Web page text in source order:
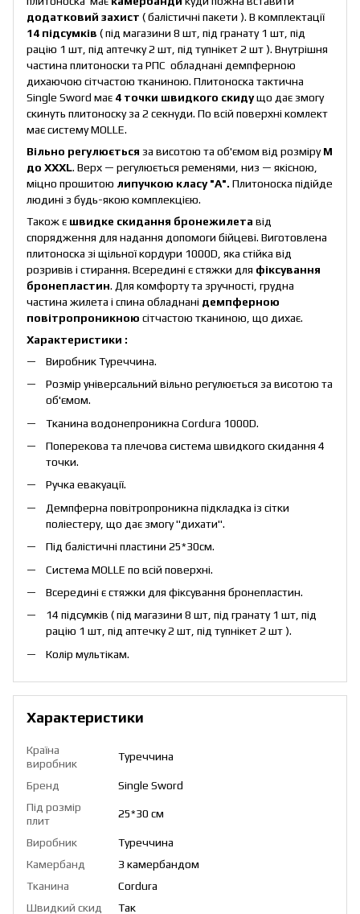
додатковий захист ( балістичні пакети ). В комплектації
14 підсумків ( під магазини 8 шт, під гранату 1 шт, під
рацію 1 шт, під аптечку 2 шт, під тупнікет 2 шт ). Внутрішня
частина плитоноски та РПС обладнані демпферною
дихаючою сітчастою тканиною. Плитоноска тактична
Single Sword має 4 точки швидкого скидущо дає змогу
скинуть плитоноску за 2 секнуди. По всій поверхні комлект
має систему MOLLE.
Вільно регулюється за висотою та об'ємом від розміруM
до XXXL. Верх — регулюється ременями, низ — якісною,
міцно прошитою липучкою класу "А". Плитоноска підійде
людині з будь-якою комплекцією.
Також є швидке скидання бронежилета від
спорядження для надання допомоги бійцеві. Виготовлена
плитоноска зі щільної кордури 1000D, яка стійка від
розривів і стирання. Всередині є стяжки для фіксування
бронепластин. Для комфорту та зручності, грудна
частина жилета і спина обладнані демпферною
повітропроникною сітчастою тканиною, що дихає.
Характеристики :
Виробник Туреччина.
Розмір універсальний вільно регулюється за висотою та
об'ємом.
Тканина водонепроникна Cordura 1000D.
Поперекова та плечова система швидкого скидання 4
точки.
Ручка евакуації.
Демпферна повітропроникна підкладка із сітки
поліестеру, що дає змогу "дихати".
Під балістичні пластини 25*30см.
Система MOLLE по всій поверхні.
Всередині є стяжки для фіксування бронепластин.
14 підсумків ( під магазини 8 шт, під гранату 1 шт, під
рацію 1 шт, під аптечку 2 шт, під тупнікет 2 шт ).
Колір мультікам.
Характеристики
Країна
виробник
Туреччина
Бренд
Single Sword
Під розмір
плит
25*30 см
Виробник
Туреччина
Камербанд
З камербандом
Тканина
Cordura
Швидкий скид
Так